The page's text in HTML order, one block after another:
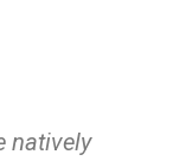
natively